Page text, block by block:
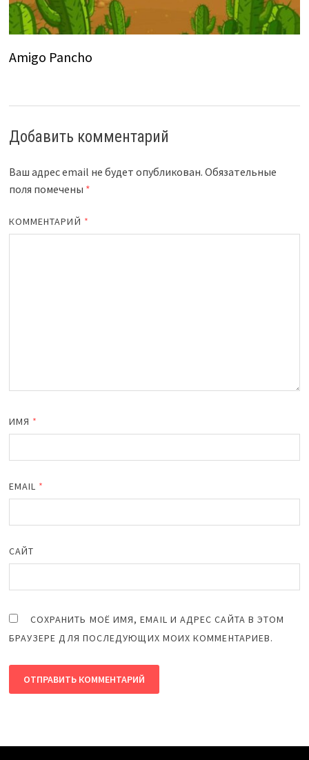
Amigo Pancho
Добавить комментарий
Ваш адрес email не будет опубликован. Обязательные
поля помечены *
КОММЕНТАРИЙ *
ИМЯ *
EMAIL *
САЙТ
СОХРАНИТЬ МОЁ ИМЯ, EMAIL И АДРЕС САЙТА В ЭТОМ
БРАУЗЕРЕ ДЛЯ ПОСЛЕДУЮЩИХ МОИХ КОММЕНТАРИЕВ.